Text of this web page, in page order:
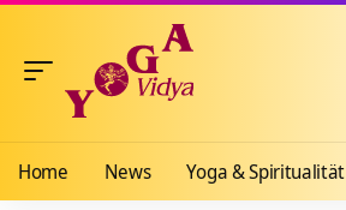
Home News Yoga & Spiritualität